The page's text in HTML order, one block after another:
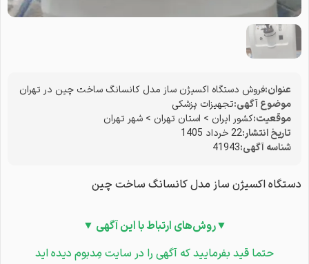
عنوان:فروش دستگاه اکسیژن ساز مدل کانسانگ ساخت چین در تهران
موضوع آگهی:تجهیزات پزشکی
موقعیت:کشور ایران > استان تهران > شهر تهران
تاریخ انتشار:22 خرداد 1405
شناسه آگهی:41943
دستگاه اکسیژن ساز مدل کانسانگ ساخت چین
▼روش‌های ارتباط با این آگهی ▼
حتما قید بفرمایید که آگهی را در سایت مِدبوم دیده اید